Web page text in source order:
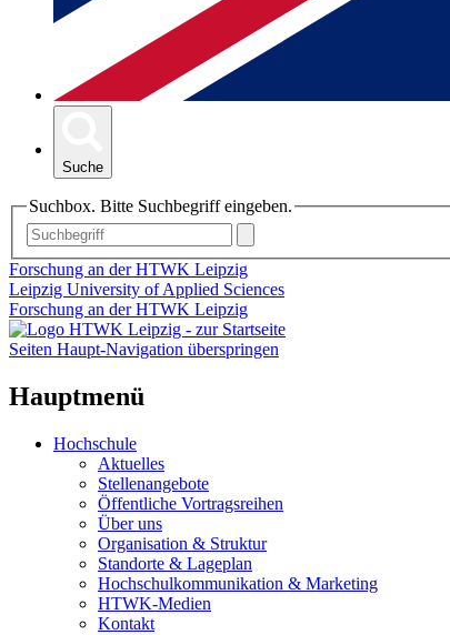
Suche
Suchbox. Bitte Suchbegriff eingeben.
Forschung an der HTWK Leipzig
Leipzig University of Applied Sciences
Forschung an der HTWK Leipzig
Seiten Haupt-Navigation überspringen
Hauptmenü
Hochschule
Aktuelles
Stellenangebote
Öffentliche Vortragsreihen
Über uns
Organisation & Struktur
Standorte & Lageplan
Hochschulkommunikation & Marketing
HTWK-Medien
Kontakt